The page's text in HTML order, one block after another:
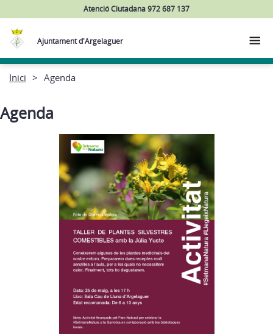
Atenció Ciutadana 972 687 137
Ajuntament d'Argelaguer
Inici Agenda
Agenda